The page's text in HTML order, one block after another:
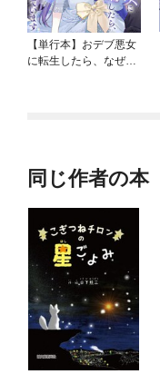
【単行本】おデブ悪女
に転生したら、なぜか
同じ作者の本